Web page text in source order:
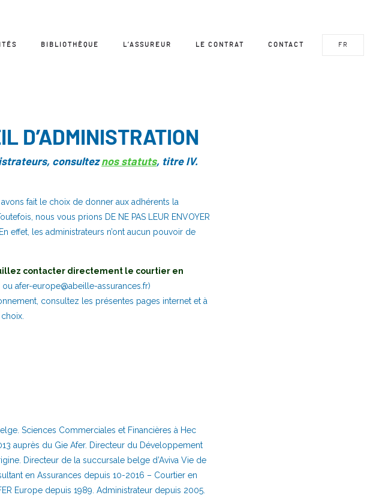
FR
BIBLIOTHÈQUE L’ASSUREUR LE CONTRAT CONTACT
D’ADMINISTRATION
consulteznos statuts, titre IV.
fait le choix de donner aux adhérents la
nous vous prions DE NE PAS LEUR ENVOYER
En effet, les administrateurs n’ont aucun pouvoir de
contacter directement le courtier en
afer-europe@abeille-assurances.fr)
consultez les présentes pages internet et à
Sciences Commerciales et Financières à Hec
auprès du Gie Afer. Directeur du Développement
Directeur de la succursale belge d’Aviva Vie de
en Assurances depuis 10-2016 – Courtier en
Europe depuis 1989. Administrateur depuis 2005.